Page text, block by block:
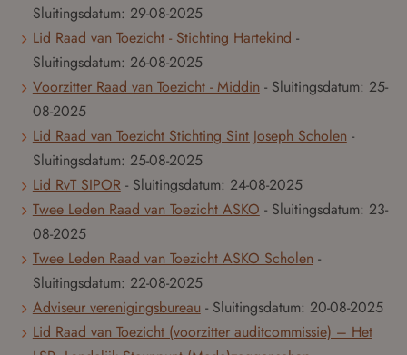
Sluitingsdatum: 29-08-2025
Lid Raad van Toezicht - Stichting Hartekind -
Sluitingsdatum: 26-08-2025
Voorzitter Raad van Toezicht - Middin - Sluitingsdatum: 25-
08-2025
Lid Raad van Toezicht Stichting Sint Joseph Scholen -
Sluitingsdatum: 25-08-2025
Lid RvT SIPOR - Sluitingsdatum: 24-08-2025
Twee Leden Raad van Toezicht ASKO - Sluitingsdatum: 23-
08-2025
Twee Leden Raad van Toezicht ASKO Scholen -
Sluitingsdatum: 22-08-2025
Adviseur verenigingsbureau - Sluitingsdatum: 20-08-2025
Lid Raad van Toezicht (voorzitter auditcommissie) – Het